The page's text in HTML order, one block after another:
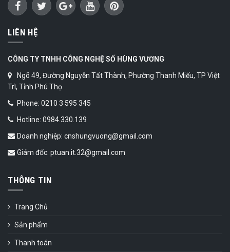
LIÊN HỆ
CÔNG TY TNHH CÔNG NGHỆ SỐ HÙNG VƯƠNG
Ngõ 49, Đường Nguyễn Tất Thành, Phường Thanh Miếu, TP Việt
Trì, Tỉnh Phú Thọ
Phone: 0210 3 595 345
Hotline: 0984.330.139
Doanh nghiệp: cnshungvuong@gmail.com
Giám đốc: ptuan.it.32@gmail.com
THÔNG TIN
Trang Chủ
Sản phẩm
Thanh toán